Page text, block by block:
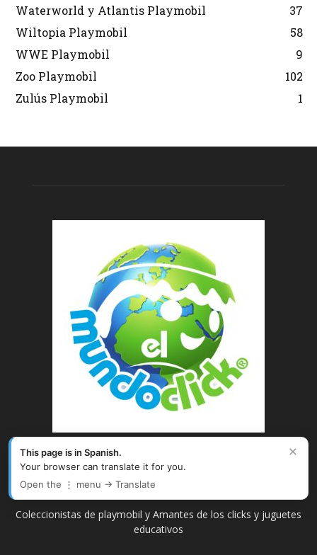
Waterworld y Atlantis Playmobil
37
Wiltopia Playmobil
58
WWE Playmobil
9
Zoo Playmobil
102
Zulús Playmobil
1
SOBRE NOSOTROS
Coleccionistas de playmobil y Amantes de los clicks y juguetes
educativos
×
This page is in Spanish.
Your browser can translate it for you.
Open the ⋮ menu → Translate